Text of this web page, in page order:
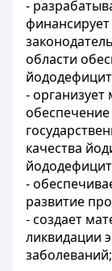
-
области
-
качества
-
развитие
- создает
ликвидации
заболеваний;